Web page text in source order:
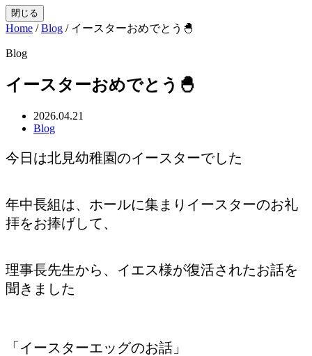
閉じる
Home /Blog / イースターおめでとう🐣
Blog
イースターおめでとう🐣
2026.04.21
Blog
今日は北見幼稚園のイースターでした
年中長組は、ホールに集まりイースターのお礼
拝をお捧げして、
理事長先生から、イエス様が復活されたお話を
聞きました
「イースターエッグのお話」